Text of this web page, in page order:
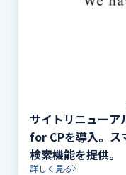
サイトリニューア
for CPを導入。ス
検索機能を提供。
詳しく見る